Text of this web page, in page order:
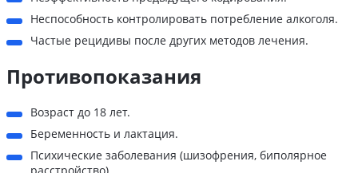
Неспособность контролировать потребление алкоголя.
Частые рецидивы после других методов лечения.
Противопоказания
Возраст до 18 лет.
Беременность и лактация.
Психические заболевания (шизофрения, биполярное
расстройство).